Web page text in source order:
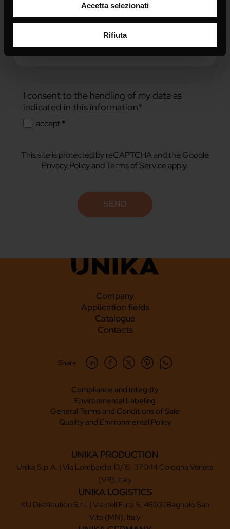
Accetta selezionati
Rifiuta
I consent to the handling of my data as
indicated in this information*
accept *
This site is protected by reCAPTCHA and the Google
Privacy PolicyandTerms of Service apply.
Company
Application fields
Catalogue
Contacts
Compliance and Integrity
Environmental Labeling
General Terms and Conditions of Sale
Quality and Environmental Policy
Share
UNIKA PRODUCTION
Unika S.p.A. | Via Lombardia 13/15, 37044 Cologna Veneta
(VR), Italy
UNIKA LOGISTICS
KU Distribution S.r.l. | Via dell'Euro 5, 46031 Bagnolo San
Vito (MN), Italy